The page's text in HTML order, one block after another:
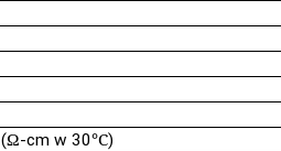
Ω-cm w 30℃)